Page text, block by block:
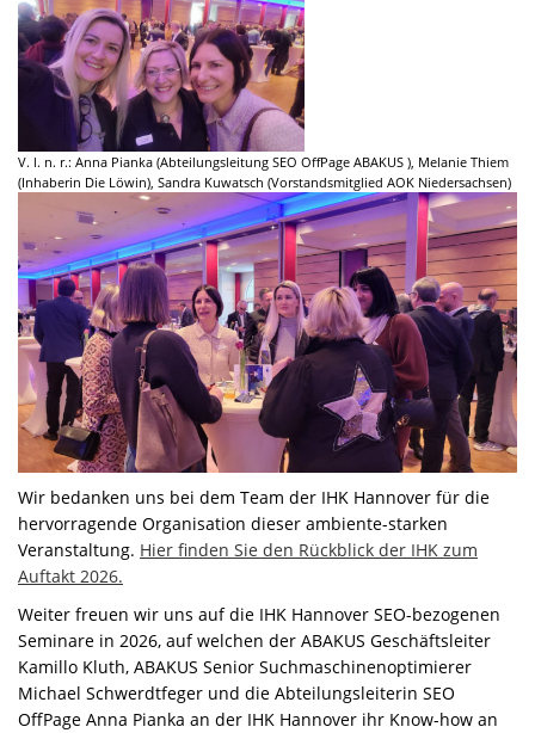
V. l. n. r.: Anna Pianka (Abteilungsleitung SEO OffPage ABAKUS ), Melanie Thiem
(Inhaberin Die Löwin), Sandra Kuwatsch (Vorstandsmitglied AOK Niedersachsen)
Wir bedanken uns bei dem Team der IHK Hannover für die
hervorragende Organisation dieser ambiente-starken
Veranstaltung. Hier finden Sie den Rückblick der IHK zum
Auftakt 2026.
Weiter freuen wir uns auf die IHK Hannover SEO-bezogenen
Seminare in 2026, auf welchen der ABAKUS Geschäftsleiter
Kamillo Kluth, ABAKUS Senior Suchmaschinenoptimierer
Michael Schwerdtfeger und die Abteilungsleiterin SEO
OffPage Anna Pianka an der IHK Hannover ihr Know-how an